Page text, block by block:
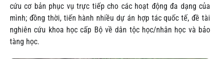
cứu cơ bản phục vụ trực tiếp cho các hoạt động đa dạng của
mình; đồng thời, tiến hành nhiều dự án hợp tác quốc tế, đề tài
nghiên cứu khoa học cấp Bộ về dân tộc học/nhân học và bảo
tàng học.